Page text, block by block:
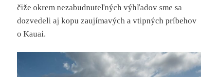
čiže okrem nezabudnuteľných výhľadov sme sa
dozvedeli aj kopu zaujímavých a vtipných príbehov
o Kauai.